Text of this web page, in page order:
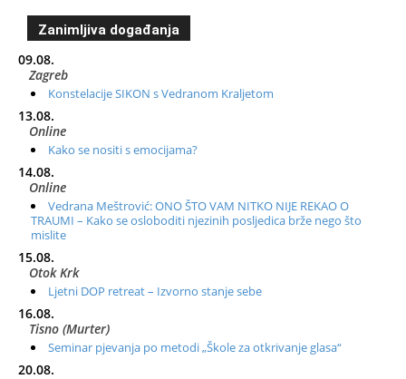
Zanimljiva događanja
09.08.
Zagreb
Konstelacije SIKON s Vedranom Kraljetom
13.08.
Online
Kako se nositi s emocijama?
14.08.
Online
Vedrana Meštrović: ONO ŠTO VAM NITKO NIJE REKAO O
TRAUMI – Kako se osloboditi njezinih posljedica brže nego što
mislite
15.08.
Otok Krk
Ljetni DOP retreat – Izvorno stanje sebe
16.08.
Tisno (Murter)
Seminar pjevanja po metodi „Škole za otkrivanje glasa“
20.08.